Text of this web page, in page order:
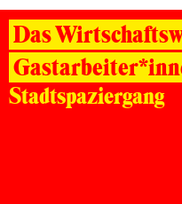
Das
Stadtspaziergang